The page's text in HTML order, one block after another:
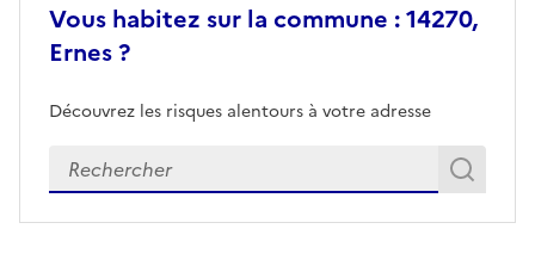
Vous habitez sur la commune : 14270,
Ernes ?
Découvrez les risques alentours à votre adresse
Veuillez renseigner votre adresse exacte